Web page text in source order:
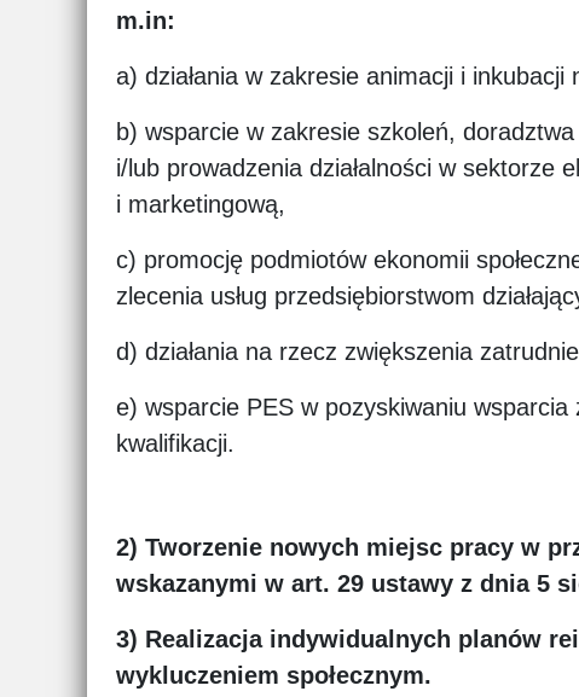
m.in:
a) działania w zakresie animacji i inkubacji
b) wsparcie w zakresie szkoleń,
i/lub prowadzenia działalności w sektorze
i marketingową,
c) promocję podmiotów ekonomii
zlecenia usług przedsiębiorstwom
d) działania na rzecz zwiększenia
e) wsparcie PES w pozyskiwaniu
kwalifikacji.
2) Tworzenie nowych miejsc pracy w
wskazanymi w art. 29 ustawy z dnia 5
3) Realizacja indywidualnych planów
wykluczeniem społecznym.